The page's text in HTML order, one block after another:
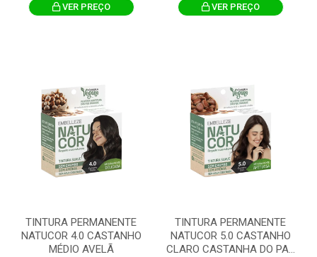
VER PREÇO VER PREÇO
TINTURA PERMANENTE
NATUCOR 4.0 CASTANHO
MÉDIO AVELÃ
TINTURA PERMANENTE
NATUCOR 5.0 CASTANHO
CLARO CASTANHA DO PA...